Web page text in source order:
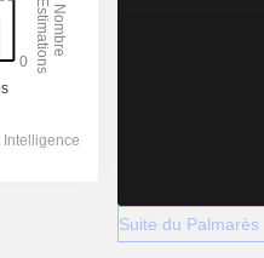
Suite du Palmarès